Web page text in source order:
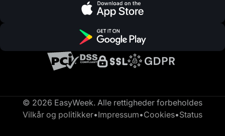
© 2026 EasyWeek. Alle rettigheder forbeholdes
Vilkår og politikker•Impressum•Cookies•Status